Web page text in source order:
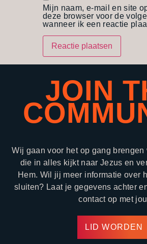
Mijn naam, e-mail en site
deze browser voor de
wanneer ik een reactie
JOIN
Wij gaan voor het op gang
die in alles kijkt naar Jezus en
Hem. Wil jij meer informatie over
sluiten? Laat je gegevens achter
contact op met
LID WORDEN